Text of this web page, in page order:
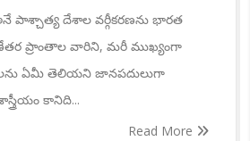
పాశ్చాత్య దేశాల వర్గీకరణను భారత
ప్రాంతాల వారిని, మరీ ముఖ్యంగా
ఏమీ తెలియని జానపదులుగా
కానిది...
Read More